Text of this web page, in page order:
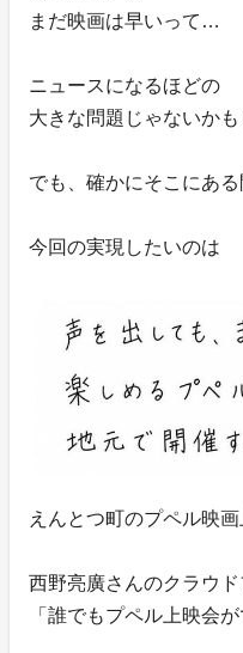
まだ映画は早いって…
ニュースになるほどの
大きな問題じゃないか
でも、確かにそこにあ
今回の実現したいのは
えんとつ町のプペル映
西野亮廣さんのクラウ
「誰でもプペル上映会